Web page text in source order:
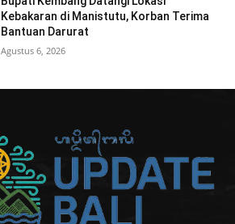
Kebakaran di Manistutu, Korban Terima
Bantuan Darurat
Agustus 6, 2026